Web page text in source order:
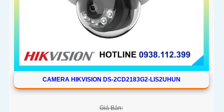
CAMERA HIKVISION DS-2CD2183G2-LIS2UHUN
Giá Bán: